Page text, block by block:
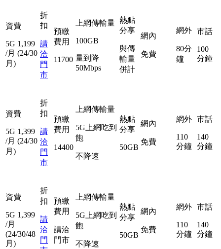
資費
5G 1,199
/月 (24/30
月)
折
扣
請
洽
門
市
預繳
費用
11700
上網傳輸量
100GB
量到降
50Mbps
熱點
分享
與傳
輸量
併計
網內
免費
網外
80分
鐘
市話
100
分鐘
資費
5G 1,399
/月 (24/30
月)
折
扣
請
洽
門
市
預繳
費用
14400
上網傳輸量
5G上網吃到
飽
不降速
熱點
分享
50GB
網內
免費
網外
110
分鐘
市話
140
分鐘
資費
5G 1,399
/月
(24/30/48
月)
折
扣
請
洽
門
預繳
費用
請洽
門市
上網傳輸量
5G上網吃到
飽
不降速
熱點
分享
50GB
網內
免費
網外
110
分鐘
市話
140
分鐘